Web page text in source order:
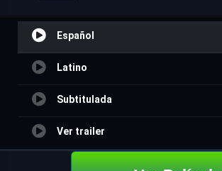
Español
Latino
Subtitulada
Ver trailer